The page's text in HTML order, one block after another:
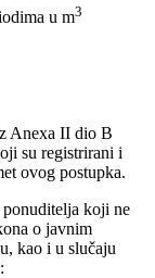
u m3
Anexa II dio B
su registrirani i
ovog postupka.
koji ne
o javnim
kao i u slučaju